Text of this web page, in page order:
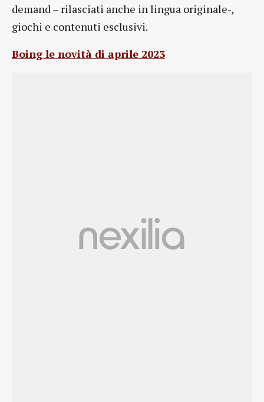
demand – rilasciati anche in lingua originale-,
giochi e contenuti esclusivi.
Boing le novità di aprile 2023